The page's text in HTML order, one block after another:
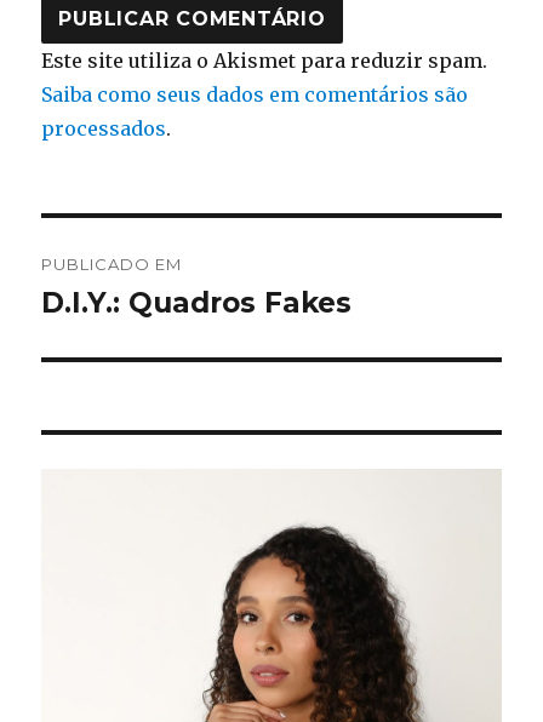
Este site utiliza o Akismet para reduzir spam.
Saiba como seus dados em comentários são
processados.
de
PUBLICADO EM
D.I.Y.: Quadros Fakes